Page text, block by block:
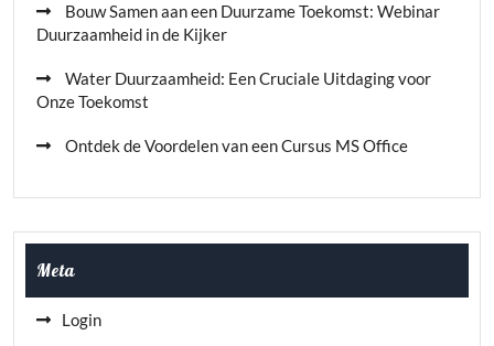
Bouw Samen aan een Duurzame Toekomst: Webinar
Duurzaamheid in de Kijker
Water Duurzaamheid: Een Cruciale Uitdaging voor
Onze Toekomst
Ontdek de Voordelen van een Cursus MS Office
Meta
Login